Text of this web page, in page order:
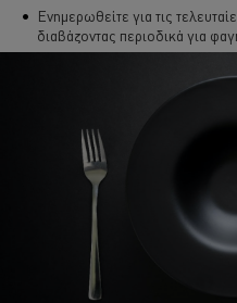
Ενημερωθείτε για τις
διαβάζοντας περιοδικά για